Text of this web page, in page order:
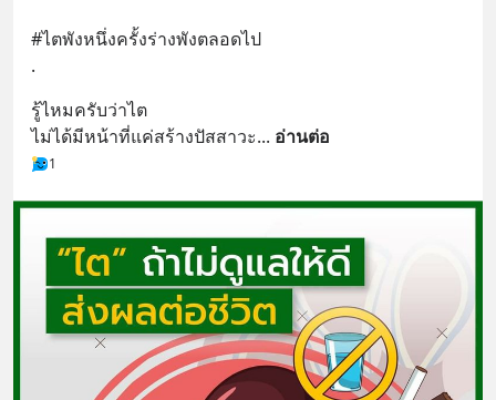
#ไตพังหนึ่งครั้งร่างพังตลอดไป
.
รู้ไหมครับว่าไต
ไม่ได้มีหน้าที่แค่สร้างปัสสาวะ... อ่านต่อ
1